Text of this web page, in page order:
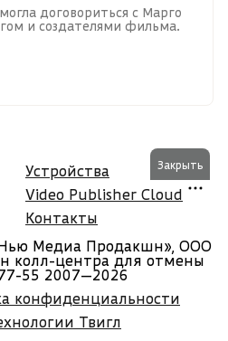
договориться с Марго
и создателями фильма.
Закрыть
Устройства
Video Publisher Cloud
Контакты
Медиа Продакшн», ООО
колл-центра для отмены
55 2007—2026
конфиденциальности
Твигл